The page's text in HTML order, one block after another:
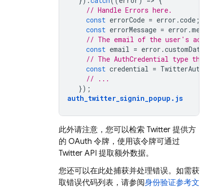
// Handle Errors here.
const errorCode = error .code ;
const errorMessage = error .message
// The email of the user's
const email = error .customData
// The AuthCredential type that
const credential =
// ...
});
auth_twitter_signin_popup . js
此外请注意，您可以检索 Twitter 提供方
的 OAuth 令牌，使用该令牌可通过
Twitter API 提取额外数据。
您还可以在此处捕获并处理错误。如需获
取错误代码列表，请参阅身份验证参考文